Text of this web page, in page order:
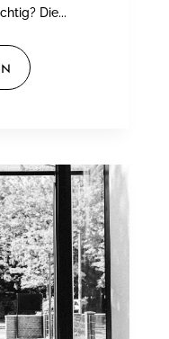
Die...